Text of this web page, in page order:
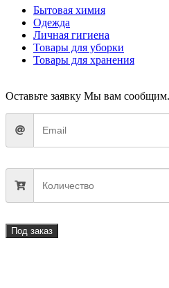
Бытовая химия
Одежда
Личная гигиена
Товары для уборки
Товары для хранения
Оставьте заявку Мы вам сообщим.
Под заказ